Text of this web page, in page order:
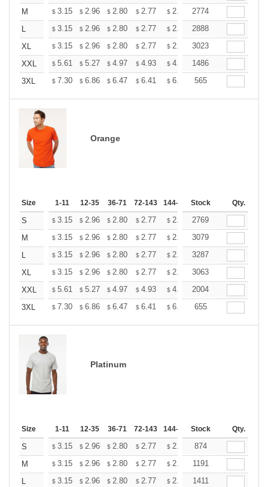
M
$ 3.15 $ 2.96 $ 2.80 $ 2.77 $ 2.72 $2.70
2774
L
$ 3.15 $ 2.96 $ 2.80 $ 2.77 $ 2.72 $2.70
2888
XL
$ 3.15 $ 2.96 $ 2.80 $ 2.77 $ 2.72 $2.70
3023
XXL
$ 5.61 $ 5.27 $ 4.97 $ 4.93 $ 4.85 $4.80
1486
3XL
$ 7.30 $ 6.86 $ 6.47 $ 6.41 $ 6.30 $6.25
565
Orange
Size 1-11 12-35 36-71 72-143 144-287 288 + More
Stock Qty.
S $ 3.15 $ 2.96 $ 2.80 $ 2.77 $ 2.72 $2.70
2769
M
$ 3.15 $ 2.96 $ 2.80 $ 2.77 $ 2.72 $2.70
3079
L
$ 3.15 $ 2.96 $ 2.80 $ 2.77 $ 2.72 $2.70
3287
XL
$ 3.15 $ 2.96 $ 2.80 $ 2.77 $ 2.72 $2.70
3063
XXL
$ 5.61 $ 5.27 $ 4.97 $ 4.93 $ 4.85 $4.80
2004
3XL
$ 7.30 $ 6.86 $ 6.47 $ 6.41 $ 6.30 $6.25
655
Platinum
Size 1-11 12-35 36-71 72-143 144-287 288 + More
Stock Qty.
S $ 3.15 $ 2.96 $ 2.80 $ 2.77 $ 2.72 $2.70
874
M
$ 3.15 $ 2.96 $ 2.80 $ 2.77 $ 2.72 $2.70
1191
L
$ 3.15 $ 2.96 $ 2.80 $ 2.77 $ 2.72 $2.70
1411